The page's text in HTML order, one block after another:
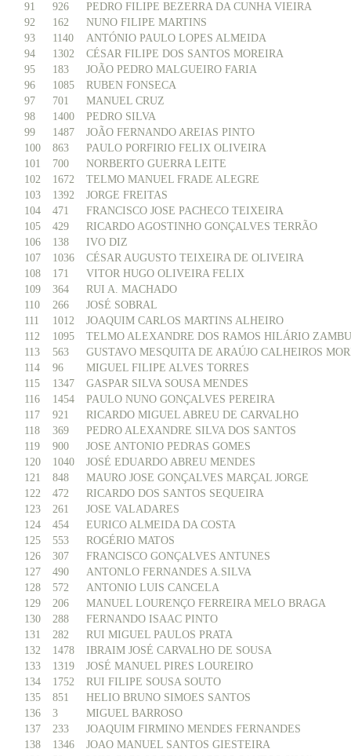
91
926
PEDRO FILIPE BEZERRA DA CUNHA VIEIRA
92
162
NUNO FILIPE MARTINS
93
1140
ANTÓNIO PAULO LOPES ALMEIDA
94
1302
CÉSAR FILIPE DOS SANTOS MOREIRA
95
183
JOÃO PEDRO MALGUEIRO FARIA
96
1085
RUBEN FONSECA
97
701
MANUEL CRUZ
98
1400
PEDRO SILVA
99
1487
JOÃO FERNANDO AREIAS PINTO
100
863
PAULO PORFIRIO FELIX OLIVEIRA
101
700
NORBERTO GUERRA LEITE
102
1672
TELMO MANUEL FRADE ALEGRE
103
1392
JORGE FREITAS
104
471
FRANCISCO JOSE PACHECO TEIXEIRA
105
429
RICARDO AGOSTINHO GONÇALVES TERRÃO
106
138
IVO DIZ
107
1036
CÉSAR AUGUSTO TEIXEIRA DE OLIVEIRA
108
171
VITOR HUGO OLIVEIRA FELIX
109
364
RUI A. MACHADO
110
266
JOSÉ SOBRAL
111
1012
JOAQUIM CARLOS MARTINS ALHEIRO
112
1095
TELMO ALEXANDRE DOS RAMOS HILÁRIO
113
563
GUSTAVO MESQUITA DE ARAÚJO CALHEIROS
114
96
MIGUEL FILIPE ALVES TORRES
115
1347
GASPAR SILVA SOUSA MENDES
116
1454
PAULO NUNO GONÇALVES PEREIRA
117
921
RICARDO MIGUEL ABREU DE CARVALHO
118
369
PEDRO ALEXANDRE SILVA DOS SANTOS
119
900
JOSE ANTONIO PEDRAS GOMES
120
1040
JOSÉ EDUARDO ABREU MENDES
121
848
MAURO JOSE GONÇALVES MARÇAL JORGE
122
472
RICARDO DOS SANTOS SEQUEIRA
123
261
JOSE VALADARES
124
454
EURICO ALMEIDA DA COSTA
125
553
ROGÉRIO MATOS
126
307
FRANCISCO GONÇALVES ANTUNES
127
490
ANTONLO FERNANDES A.SILVA
128
572
ANTONIO LUIS CANCELA
129
206
MANUEL LOURENÇO FERREIRA MELO BRAGA
130
288
FERNANDO ISAAC PINTO
131
282
RUI MIGUEL PAULOS PRATA
132
1478
IBRAIM JOSÉ CARVALHO DE SOUSA
133
1319
JOSÉ MANUEL PIRES LOUREIRO
134
1752
RUI FILIPE SOUSA SOUTO
135
851
HELIO BRUNO SIMOES SANTOS
136
3
MIGUEL BARROSO
137
233
JOAQUIM FIRMINO MENDES FERNANDES
138
1346
JOAO MANUEL SANTOS GIESTEIRA